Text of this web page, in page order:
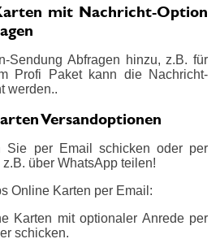
mit Nachricht-Option
Sendung Abfragen hinzu, z.B. für
Profi Paket kann die Nachricht-
werden..
Versandoptionen
Sie per Email schicken oder per
über WhatsApp teilen!
Online Karten per Email:
Karten mit optionaler Anrede per
schicken.